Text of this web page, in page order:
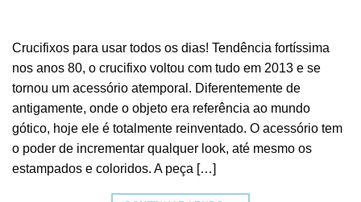
Crucifixos para usar todos os dias! Tendência fortíssima
nos anos 80, o crucifixo voltou com tudo em 2013 e se
tornou um acessório atemporal. Diferentemente de
antigamente, onde o objeto era referência ao mundo
gótico, hoje ele é totalmente reinventado. O acessório tem
o poder de incrementar qualquer look, até mesmo os
estampados e coloridos. A peça […]